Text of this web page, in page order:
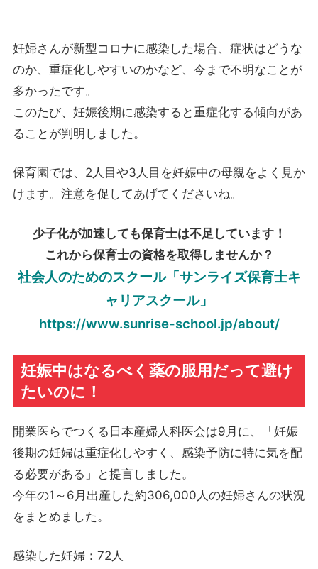
妊婦さんが新型コロナに感染した場合、症状はどうな
のか、重症化しやすいのかなど、今まで不明なことが
多かったです。
このたび、妊娠後期に感染すると重症化する傾向があ
ることが判明しました。
保育園では、2人目や3人目を妊娠中の母親をよく見か
けます。注意を促してあげてくださいね。
少子化が加速しても保育士は不足しています！
これから保育士の資格を取得しませんか？
社会人のためのスクール「サンライズ保育士キ
ャリアスクール」
https://www.sunrise-school.jp/about/
妊娠中はなるべく薬の服用だって避け
たいのに！
開業医らでつくる日本産婦人科医会は9月に、「妊娠
後期の妊婦は重症化しやすく、感染予防に特に気を配
る必要がある」と提言しました。
今年の1～6月出産した約306,000人の妊婦さんの状況
をまとめました。
感染した妊婦：72人